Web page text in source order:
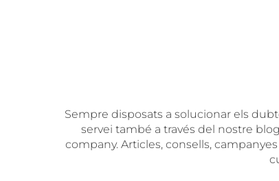
Sempre disposats a solucionar els
servei també a través del nostre
company. Articles, consells,